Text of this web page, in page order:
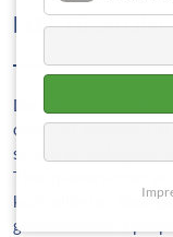
Die
oder EKT genannt -
schweren
Therapieverfahren
kontrollierten
generalisierter